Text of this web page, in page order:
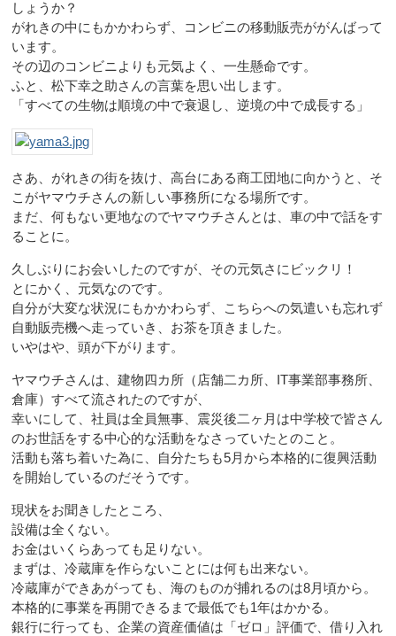
しょうか？
がれきの中にもかかわらず、コンビニの移動販売ががんばって
います。
その辺のコンビニよりも元気よく、一生懸命です。
ふと、松下幸之助さんの言葉を思い出します。
「すべての生物は順境の中で衰退し、逆境の中で成長する」
さあ、がれきの街を抜け、高台にある商工団地に向かうと、そ
こがヤマウチさんの新しい事務所になる場所です。
まだ、何もない更地なのでヤマウチさんとは、車の中で話をす
ることに。
久しぶりにお会いしたのですが、その元気さにビックリ！
とにかく、元気なのです。
自分が大変な状況にもかかわらず、こちらへの気遣いも忘れず
自動販売機へ走っていき、お茶を頂きました。
いやはや、頭が下がります。
ヤマウチさんは、建物四カ所（店舗二カ所、IT事業部事務所、
倉庫）すべて流されたのですが、
幸いにして、社員は全員無事、震災後二ヶ月は中学校で皆さん
のお世話をする中心的な活動をなさっていたとのこと。
活動も落ち着いた為に、自分たちも5月から本格的に復興活動
を開始しているのだそうです。
現状をお聞きしたところ、
設備は全くない。
お金はいくらあっても足りない。
まずは、冷蔵庫を作らないことには何も出来ない。
冷蔵庫ができあがっても、海のものが捕れるのは8月頃から。
本格的に事業を再開できるまで最低でも1年はかかる。
銀行に行っても、企業の資産価値は「ゼロ」評価で、借り入れ